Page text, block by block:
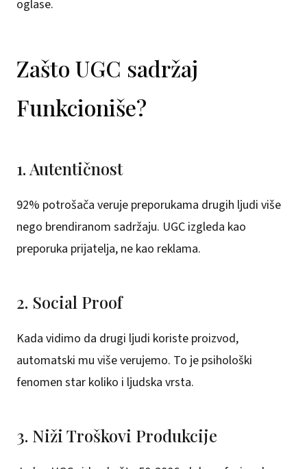
oglase.
Zašto UGC sadržaj
Funkcioniše?
1. Autentičnost
92% potrošača veruje preporukama drugih ljudi više
nego brendiranom sadržaju. UGC izgleda kao
preporuka prijatelja, ne kao reklama.
2. Social Proof
Kada vidimo da drugi ljudi koriste proizvod,
automatski mu više verujemo. To je psihološki
fenomen star koliko i ljudska vrsta.
3. Niži Troškovi Produkcije